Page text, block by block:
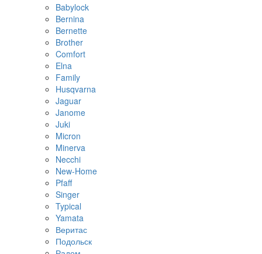
Babylock
Bernina
Bernette
Brother
Comfort
Elna
Family
Husqvarna
Jaguar
Janome
Juki
Micron
Minerva
Necchi
New-Home
Pfaff
Singer
Typical
Yamata
Веритас
Подольск